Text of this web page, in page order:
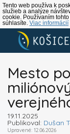
Tento web používa k
služieb a analýze
cookie. Používaním
súhlasíte. Viac informácií
Mesto
19.11.2025
Publikoval: Dušan
Upravené: 12.06.2026